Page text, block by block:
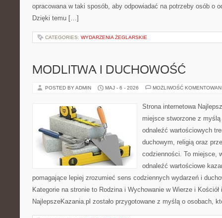
opracowana w taki sposób, aby odpowiadać na potrzeby osób o
Dzięki temu […]
CATEGORIES: WYDARZENIA ŻEGLARSKIE
MODLITWA I DUCHOWOŚĆ
POSTED BY ADMIN MAJ - 6 - 2026 MOŻLIWOŚĆ
Strona internetowa
miejsce stworzone z
odnaleźć wartościowych
duchowym, religią oraz
codzienności. To miejsce,
odnaleźć wartościowe
pomagające lepiej zrozumieć sens codziennych wydarzeń i
Kategorie na stronie to Rodzina i Wychowanie w Wierze i Kościół
NajlepszeKazania.pl zostało przygotowane z myślą o osobach,